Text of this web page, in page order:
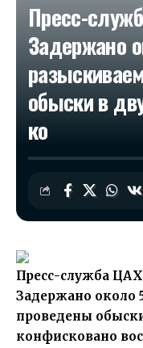
Пресс-
Задержано
обыски в
ко
Пресс-служба
Задержано около
проведены
конфисковано